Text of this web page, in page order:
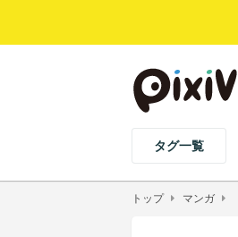
タグ一覧
トップ マンガ